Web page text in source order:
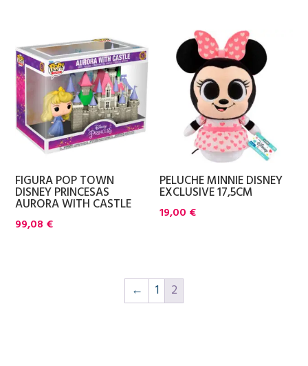
FIGURA POP TOWN
DISNEY PRINCESAS
AURORA WITH CASTLE
99,08 €
PELUCHE MINNIE DISNEY
EXCLUSIVE 17,5CM
19,00 €
← 1 2